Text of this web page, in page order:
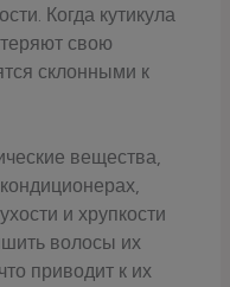
Когда кутикула
свою
склонными к
вещества,
и хрупкости
волосы их
приводит к их